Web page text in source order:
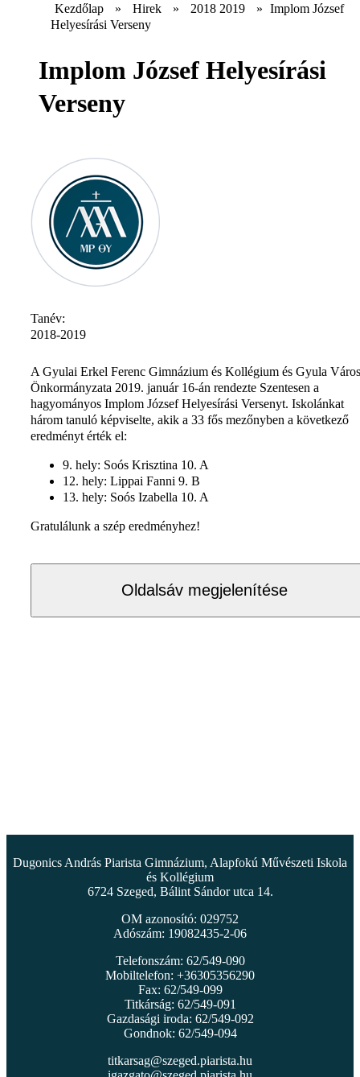
Kezdőlap » Hirek » 2018 2019 » Implom József
Helyesírási Verseny
Implom József Helyesírási
Verseny
Tanév:
2018-2019
A Gyulai Erkel Ferenc Gimnázium és Kollégium és Gyula Város
Önkormányzata 2019. január 16-án rendezte Szentesen a
hagyományos Implom József Helyesírási Versenyt. Iskolánkat
három tanuló képviselte, akik a 33 fős mezőnyben a következő
eredményt érték el:
9. hely: Soós Krisztina 10. A
12. hely: Lippai Fanni 9. B
13. hely: Soós Izabella 10. A
Gratulálunk a szép eredményhez!
Oldalsáv megjelenítése
Dugonics András Piarista Gimnázium, Alapfokú Művészeti Iskola
és Kollégium
6724 Szeged, Bálint Sándor utca 14.
OM azonosító: 029752
Adószám: 19082435-2-06
Telefonszám: 62/549-090
Mobiltelefon: +36305356290
Fax: 62/549-099
Titkárság: 62/549-091
Gazdasági iroda: 62/549-092
Gondnok: 62/549-094
titkarsag@szeged.piarista.hu